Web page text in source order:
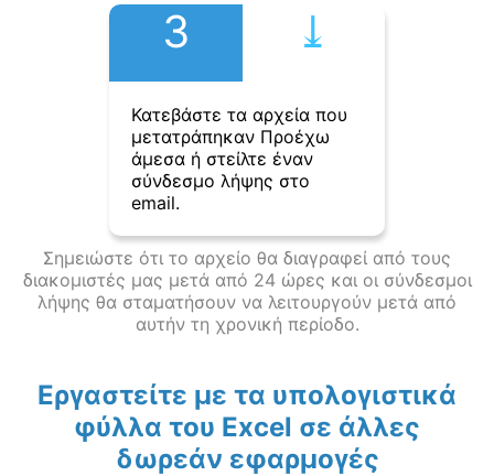
3 ⤓︎
Κατεβάστε τα αρχεία που
μετατράπηκαν Προέχω
άμεσα ή στείλτε έναν
σύνδεσμο λήψης στο
email.
Σημειώστε ότι το αρχείο θα διαγραφεί από τους
διακομιστές μας μετά από 24 ώρες και οι σύνδεσμοι
λήψης θα σταματήσουν να λειτουργούν μετά από
αυτήν τη χρονική περίοδο.
Εργαστείτε με τα υπολογιστικά
φύλλα του Excel σε άλλες
δωρεάν εφαρμογές